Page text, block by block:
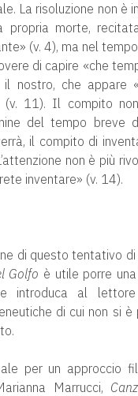
La risoluzione non è
propria morte,
(v. 4), ma nel
di capire «che
nostro, che appare
(v. 11). Il compito
del tempo breve
il compito di
non è più
inventare» (v. 14).
di questo tentativo
Golfo è utile porre
introduca al
di cui non si
per un approccio
Marrucci,